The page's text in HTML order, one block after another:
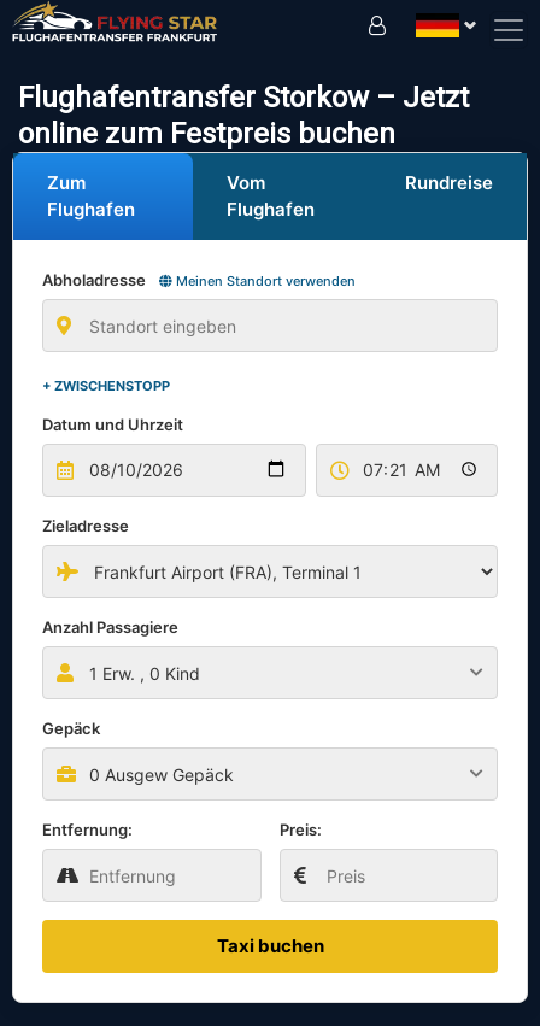
Flughafentransfer Storkow – Jetzt
online zum Festpreis buchen
Zum
Flughafen
Vom
Flughafen
Rundreise
Abholadresse Meinen Standort verwenden
+ ZWISCHENSTOPP
Datum und Uhrzeit
Zieladresse
Anzahl Passagiere
1 Erw. , 0 Kind
Gepäck
0 Ausgew Gepäck
Entfernung: Preis:
Taxi buchen